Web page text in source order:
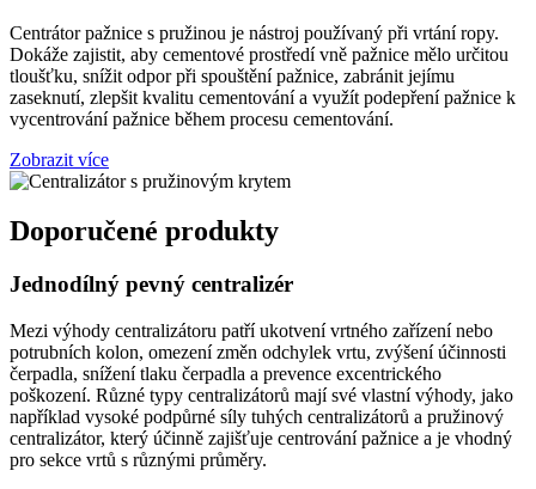
Centrátor pažnice s pružinou je nástroj používaný při vrtání ropy.
Dokáže zajistit, aby cementové prostředí vně pažnice mělo určitou
tloušťku, snížit odpor při spouštění pažnice, zabránit jejímu
zaseknutí, zlepšit kvalitu cementování a využít podepření pažnice k
vycentrování pažnice během procesu cementování.
Zobrazit více
Doporučené produkty
Jednodílný pevný centralizér
Mezi výhody centralizátoru patří ukotvení vrtného zařízení nebo
potrubních kolon, omezení změn odchylek vrtu, zvýšení účinnosti
čerpadla, snížení tlaku čerpadla a prevence excentrického
poškození. Různé typy centralizátorů mají své vlastní výhody, jako
například vysoké podpůrné síly tuhých centralizátorů a pružinový
centralizátor, který účinně zajišťuje centrování pažnice a je vhodný
pro sekce vrtů s různými průměry.